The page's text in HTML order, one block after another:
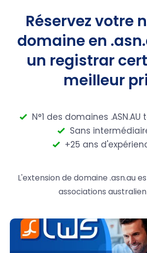
Réservez votre
domaine en
un registrar
meilleur
N°1 des domaines
Sans
+25 ans
L'extension de domaine .asn.au
associations